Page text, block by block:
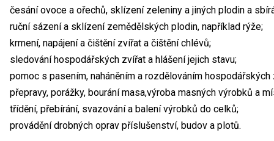
česání ovoce a ořechů, sklízení zeleniny a jiných plodin a
ruční sázení a sklízení zemědělských plodin, například rýže;
krmení, napájení a čištění zvířat a čištění chlévů;
sledování hospodářských zvířat a hlášení jejich stavu;
pomoc s pasením, naháněním a rozdělováním
přepravy, porážky, bourání masa,výroba masných výrobků a
třídění, přebírání, svazování a balení výrobků do celků;
provádění drobných oprav příslušenství, budov a plotů.